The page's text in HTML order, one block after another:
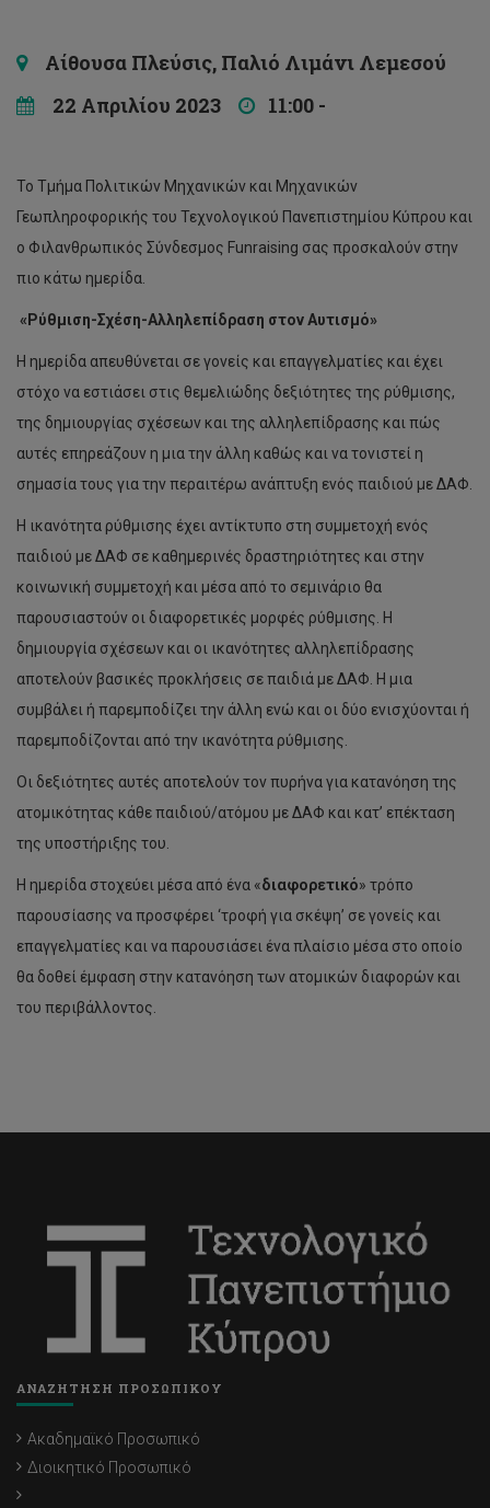
Αίθουσα Πλεύσις, Παλιό Λιμάνι Λεμεσού
22 Απριλίου 2023
11:00 -
Το Τμήμα Πολιτικών Μηχανικών και Μηχανικών
Γεωπληροφορικής του Τεχνολογικού Πανεπιστημίου Κύπρου και
ο Φιλανθρωπικός Σύνδεσμος Funraising σας προσκαλούν στην
πιο κάτω ημερίδα.
«Ρύθμιση-Σχέση-Αλληλεπίδραση στον Αυτισμό»
Η ημερίδα απευθύνεται σε γονείς και επαγγελματίες και έχει
στόχο να εστιάσει στις θεμελιώδης δεξιότητες της ρύθμισης,
της δημιουργίας σχέσεων και της αλληλεπίδρασης και πώς
αυτές επηρεάζουν η μια την άλλη καθώς και να τονιστεί η
σημασία τους για την περαιτέρω ανάπτυξη ενός παιδιού με ΔΑΦ.
Η ικανότητα ρύθμισης έχει αντίκτυπο στη συμμετοχή ενός
παιδιού με ΔΑΦ σε καθημερινές δραστηριότητες και στην
κοινωνική συμμετοχή και μέσα από το σεμινάριο θα
παρουσιαστούν οι διαφορετικές μορφές ρύθμισης. Η
δημιουργία σχέσεων και οι ικανότητες αλληλεπίδρασης
αποτελούν βασικές προκλήσεις σε παιδιά με ΔΑΦ. Η μια
συμβάλει ή παρεμποδίζει την άλλη ενώ και οι δύο ενισχύονται ή
παρεμποδίζονται από την ικανότητα ρύθμισης.
Οι δεξιότητες αυτές αποτελούν τον πυρήνα για κατανόηση της
ατομικότητας κάθε παιδιού/ατόμου με ΔΑΦ και κατ’ επέκταση
της υποστήριξης του.
Η ημερίδα στοχεύει μέσα από ένα «διαφορετικό» τρόπο
παρουσίασης να προσφέρει ‘τροφή για σκέψη’ σε γονείς και
επαγγελματίες και να παρουσιάσει ένα πλαίσιο μέσα στο οποίο
θα δοθεί έμφαση στην κατανόηση των ατομικών διαφορών και
του περιβάλλοντος.
ΑΝΑΖΗΤΗΣΗ ΠΡΟΣΩΠΙΚΟΥ
Ακαδημαϊκό Προσωπικό
Διοικητικό Προσωπικό